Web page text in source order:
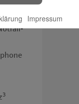
3
Impressum